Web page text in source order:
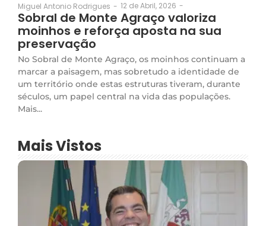
Miguel Antonio Rodrigues - 12 de Abril, 2026 -
Sobral de Monte Agraço valoriza
moinhos e reforça aposta na sua
preservação
No Sobral de Monte Agraço, os moinhos continuam a
marcar a paisagem, mas sobretudo a identidade de
um território onde estas estruturas tiveram, durante
séculos, um papel central na vida das populações.
Mais...
Mais Vistos